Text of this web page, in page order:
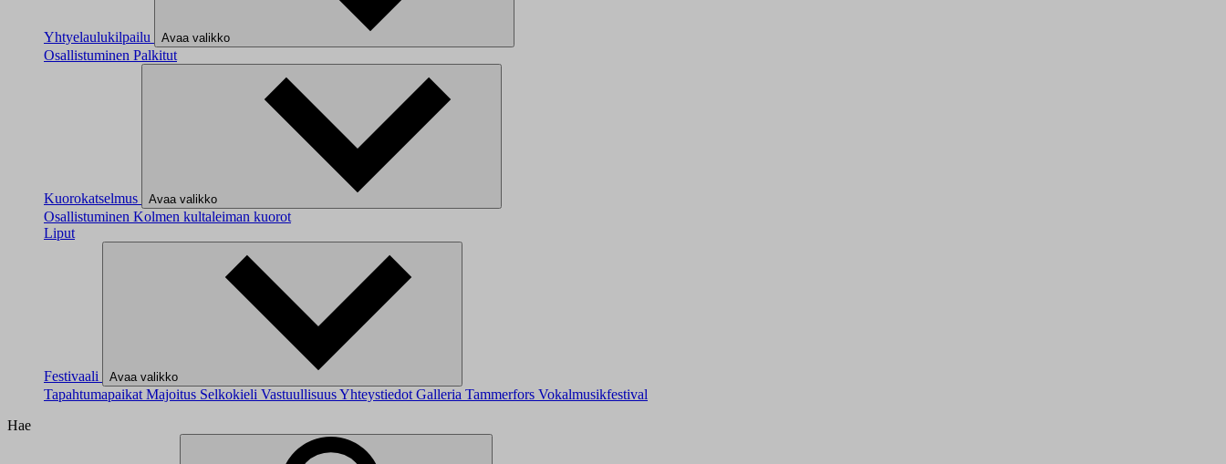
Yhtyelaulukilpailu Avaa valikko
Osallistuminen Palkitut
Kuorokatselmus Avaa valikko
Osallistuminen Kolmen kultaleiman kuorot
Liput
Festivaali Avaa valikko
Tapahtumapaikat Majoitus Selkokieli VastuullisuusYhteystiedot Galleria Tammerfors Vokalmusikfestival
Hae